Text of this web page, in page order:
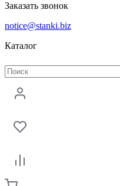
Заказать звонок
notice@stanki.biz
Каталог